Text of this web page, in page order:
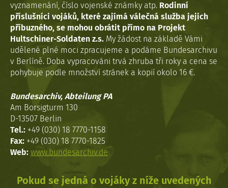
vyznamenání, číslo vojenské známky atp. Rodinní
příslušníci vojáků, které zajímá válečná služba jejich
příbuzného, se mohou obrátit přímo na Projekt
Hultschiner-Soldaten z.s. My žádost na základě Vámi
udělené plné moci zpracujeme a podáme Bundesarchivu
v Berlíně. Doba vypracováni trvá zhruba tři roky a cena se
pohybuje podle množství stránek a kopií okolo 16 €.
Bundesarchiv, Abteilung PA
Am Borsigturm 130
D-13507 Berlin
Tel.: +49 (030) 18 7770-1158
Fax: +49 (030) 18 7770-1825
Web: www.bundesarchiv.de
Pokud se jedná o vojáky z níže uvedených